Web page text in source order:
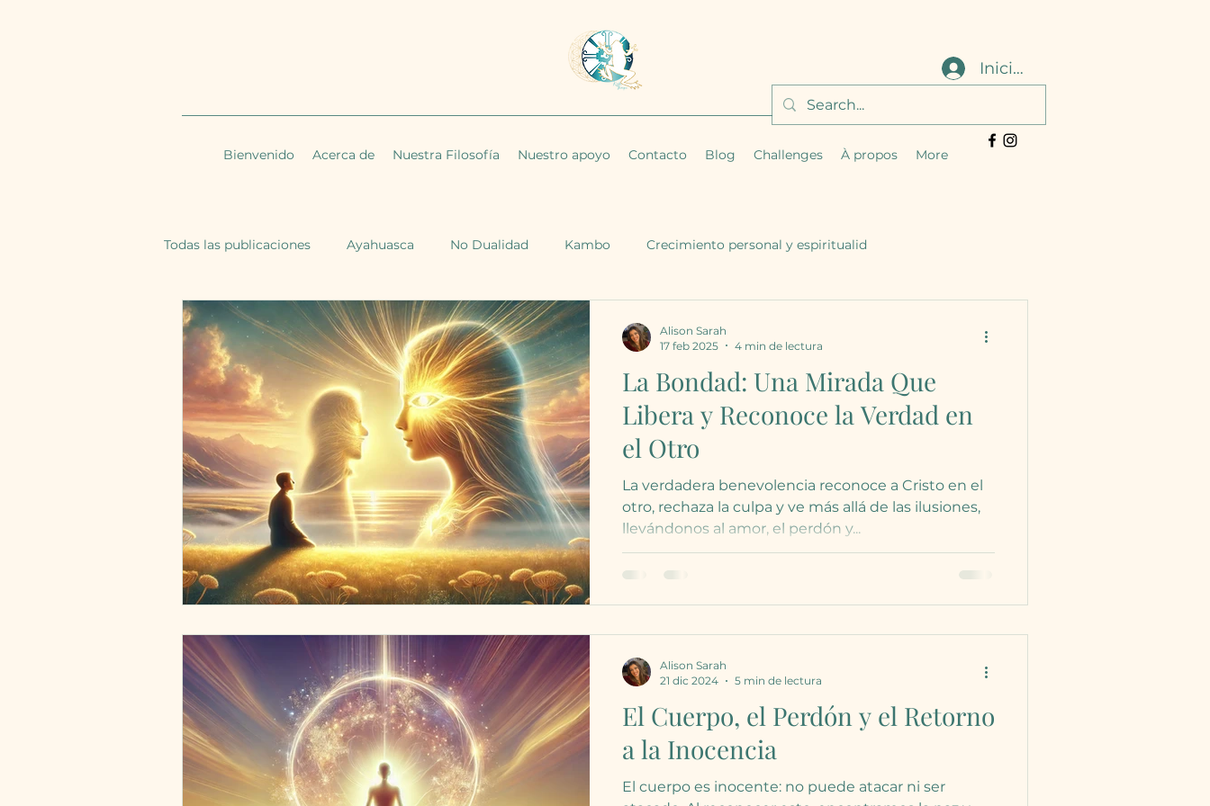
Iniciar sesión
Bienvenido Acerca de Nuestra Filosofía Nuestro apoyo Contacto Blog Challenges À propos More
Todas las publicaciones Ayahuasca No Dualidad Kambo Crecimiento personal y espiritualid
La Bondad: Una Mirada Que
Libera y Reconoce la Verdad en
el Otro
La verdadera benevolencia reconoce a Cristo en el
otro, rechaza la culpa y ve más allá de las ilusiones,
llevándonos al amor, el perdón y...
Alison Sarah
17 feb 2025
4 min de lectura
El Cuerpo, el Perdón y el Retorno
a la Inocencia
El cuerpo es inocente: no puede atacar ni ser
Alison Sarah
21 dic 2024
5 min de lectura